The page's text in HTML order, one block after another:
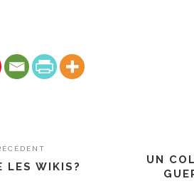
LES WIKIS?
UN